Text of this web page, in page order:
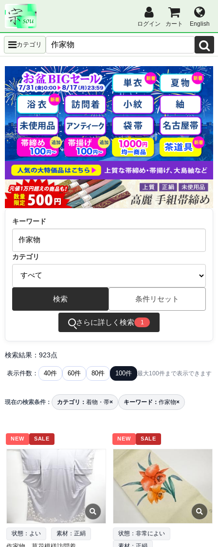
ログイン カート English
カテゴリ
キーワード
カテゴリ
検索 条件リセット
さらに詳しく検索 1
検索結果：923点
表示件数： 40件 60件 80件 100件 最大100件まで表示できます
現在の検索条件： カテゴリ： 着物・帯× キーワード： 作家物×
NEW SALE
状態：よい 素材：正絹
NEW SALE
状態：非常によい